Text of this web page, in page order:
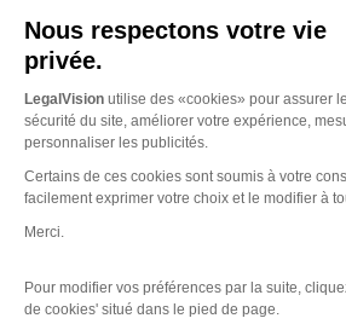
Nous respectons votre vie
privée.
LegalVision utilise des «cookies» pour assurer
sécurité du site, améliorer votre expérience,
personnaliser les publicités.
Certains de ces cookies sont soumis à votre
facilement exprimer votre choix et le modifier à
Merci.
Pour modifier vos préférences par la suite,
de cookies' situé dans le pied de page.
Notre cabinet de formalités juridiques
avocats, experts-comptables et
basés sur
sociétés auprès des greffes des
Bénéficiez d’une intelligence métier et